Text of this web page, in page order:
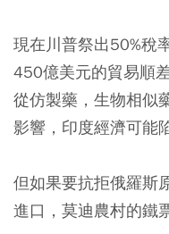
現在川普祭出50%稅
450億美元的貿易順
從仿製藥，生物相似
影響，印度經濟可能
但如果要抗拒俄羅斯
進口，莫迪農村的鐵